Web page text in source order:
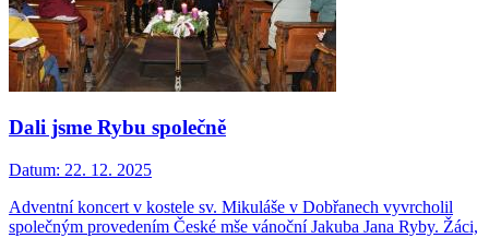
Dali jsme Rybu společně
Datum: 22. 12. 2025
Adventní koncert v kostele sv. Mikuláše v Dobřanech vyvrcholil
společným provedením České mše vánoční Jakuba Jana Ryby. Žáci,